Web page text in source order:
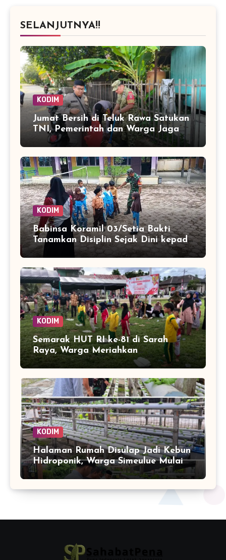
SELANJUTNYA!!
KODIM
Jumat Bersih di Teluk Rawa Satukan
TNI, Pemerintah dan Warga Jaga
Lingkungan
KODIM
Babinsa Koramil 03/Setia Bakti
Tanamkan Disiplin Sejak Dini kepada
Siswa SDN 8 Aceh Jaya
KODIM
Semarak HUT RI ke-81 di Sarah
Raya, Warga Meriahkan
Kemerdekaan dengan Lomba Balap
Karung
KODIM
Halaman Rumah Disulap Jadi Kebun
Hidroponik, Warga Simeulue Mulai
Panen Peluang